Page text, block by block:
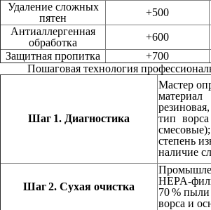
Удаление сложных
пятен
+500
Антиаллергенная
обработка
+600
Защитная пропитка
+700
Пошаговая технология
Шаг 1. Диагностика
Мастер
тип
смесовые);
степень
наличие
Шаг 2. Сухая очистка
70 %
ворса и